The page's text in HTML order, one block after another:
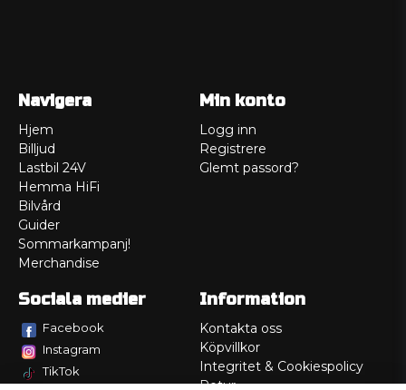
Navigera
Hjem
Billjud
Lastbil 24V
Hemma HiFi
Bilvård
Guider
Sommarkampanj!
Merchandise
Min konto
Logg inn
Registrere
Glemt passord?
Sociala medier
Facebook
Instagram
TikTok
Information
Kontakta oss
Köpvillkor
Integritet & Cookiespolicy
Retur